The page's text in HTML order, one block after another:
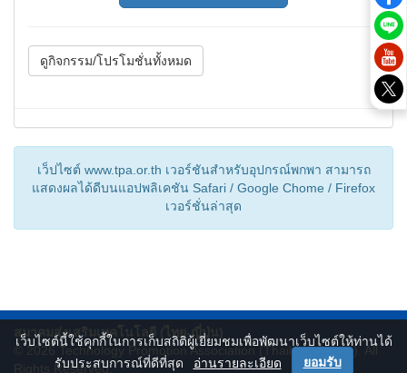
ดูกิจกรรม/โปรโมชั่นทั้งหมด
เว็ปไซต์ www.tpa.or.th เวอร์ชันสำหรับอุปกรณ์พกพา สามารถ
แสดงผลได้ดีบนแอปพลิเคชัน Safari / Google Chome / Firefox
เวอร์ชั่นล่าสุด
สมาคมส่งเสริมเทคโนโลยี (ไทย-ญี่ปุ่น)
© 2026Technology Promotion Association (Thailand-Japan). All
Rights Reserved.
เว็บไซต์นี้ใช้คุกกี้ในการเก็บสถิติผู้เยี่ยมชมเพื่อพัฒนาเว็บไซต์ให้ท่านได้
รับประสบการณ์ที่ดีที่สุด
อ่านรายละเอียด ยอมรับ